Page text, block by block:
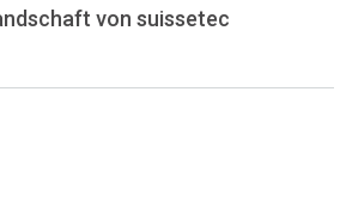
von suissetec